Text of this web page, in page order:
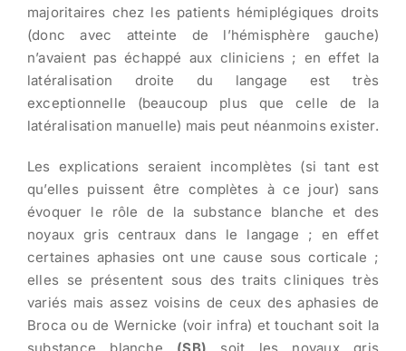
majoritaires chez les patients hémiplégiques droits
(donc avec atteinte de l’hémisphère gauche)
n’avaient pas échappé aux cliniciens ; en effet la
latéralisation droite du langage est très
exceptionnelle (beaucoup plus que celle de la
latéralisation manuelle) mais peut néanmoins exister.
Les explications seraient incomplètes (si tant est
qu’elles puissent être complètes à ce jour) sans
évoquer le rôle de la substance blanche et des
noyaux gris centraux dans le langage ; en effet
certaines aphasies ont une cause sous corticale ;
elles se présentent sous des traits cliniques très
variés mais assez voisins de ceux des aphasies de
Broca ou de Wernicke (voir infra) et touchant soit la
substance blanche (SB) soit les noyaux gris